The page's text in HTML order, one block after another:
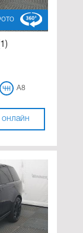
A8
онлайн